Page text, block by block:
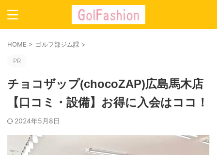
HOME > ゴルフ部ジム課 >
PR
チョコザップ(chocoZAP)広島馬木店
【口コミ・設備】お得に入会はココ！
2024年5月8日